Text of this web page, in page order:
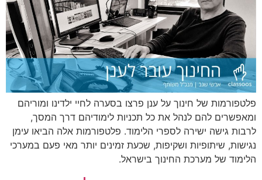
פלטפורמות של חינוך על ענן פרצו בסערה לחיי ילדינו ומוריהם
ומאפשרים להם לנהל את כל תכניות לימודיהם דרך המסך,
לרבות גישה ישירה לספרי הלימוד. פלטפורמות אלה הביאו עימן
נגישות, שיתופיות ושקיפות, שכעת זמינים יותר מאי פעם במערכי
הלימוד של מערכת החינוך בישראל.